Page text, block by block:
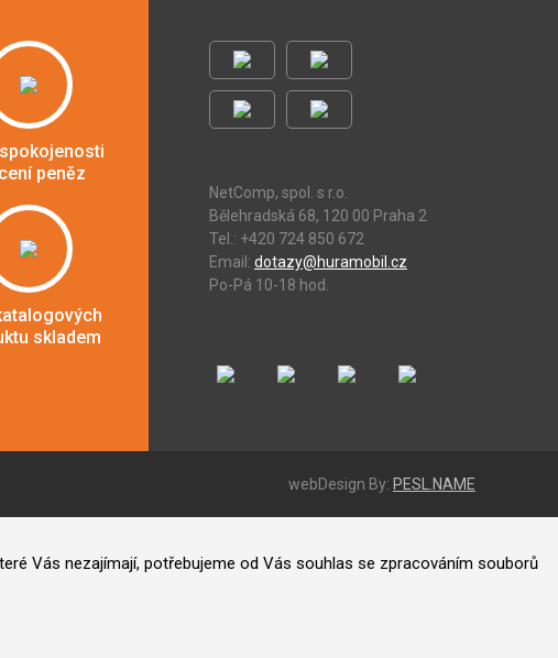
peněz
skladem
NetComp, spol. s r.o.
Bělehradská 68, 120 00 Praha 2
Tel.: +420 724 850 672
Email: dotazy@huramobil.cz
Po-Pá 10-18 hod.
webDesign By: PESL.NAME
Vás nezajímají, potřebujeme od Vás souhlas se zpracováním souborů